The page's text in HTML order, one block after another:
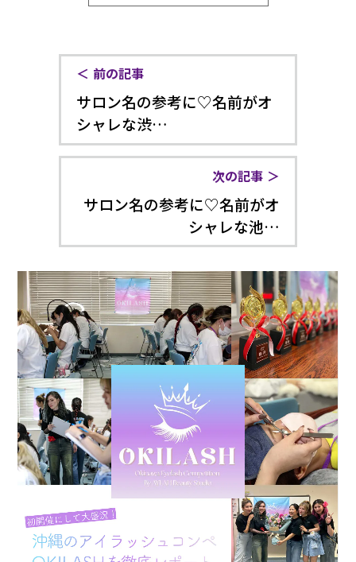
前の記事
サロン名の参考に♡名前がオ
シャレな渋…
次の記事
サロン名の参考に♡名前がオ
シャレな池…